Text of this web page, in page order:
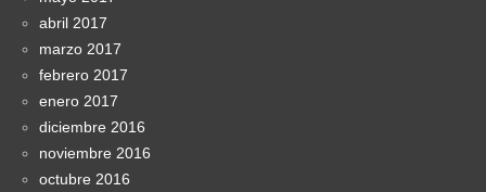
abril 2017
marzo 2017
febrero 2017
enero 2017
diciembre 2016
noviembre 2016
octubre 2016